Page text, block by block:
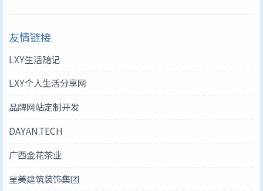
友情链接
LXY生活随记
LXY个人生活分享网
品牌网站定制开发
DAYAN.TECH
广西金花茶业
呈美建筑装饰集团